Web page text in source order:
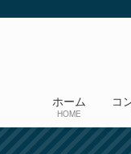
ホーム
HOME
コ